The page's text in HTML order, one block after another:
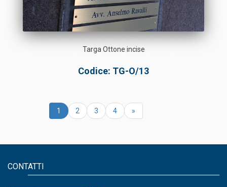
Targa Ottone incise
Codice: TG-O/13
1 2 3 4 »
CONTATTI